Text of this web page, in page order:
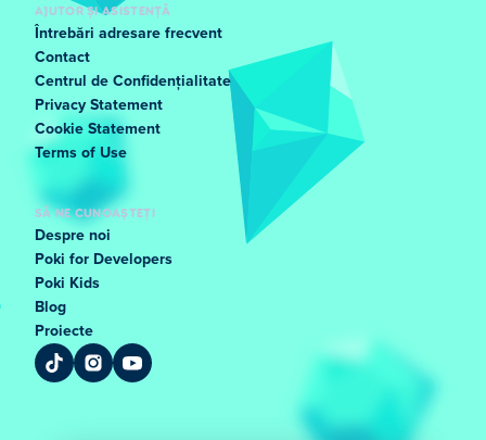
AJUTOR ȘI ASISTENȚĂ
Întrebări adresare frecvent
Contact
Centrul de Confidențialitate
Privacy Statement
Cookie Statement
Terms of Use
SĂ NE CUNOAȘTEȚI
Despre noi
Poki for Developers
Poki Kids
Blog
Proiecte